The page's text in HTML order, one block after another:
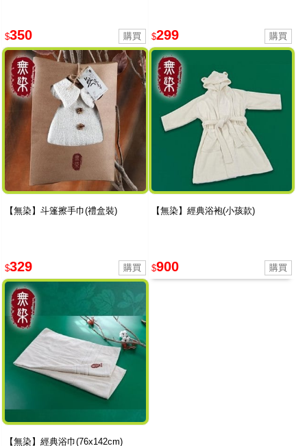
$350 $299
【無染】斗篷擦手巾(禮盒裝)
$329
【無染】經典浴袍(小孩款)
$900
【無染】經典浴巾(76x142cm)